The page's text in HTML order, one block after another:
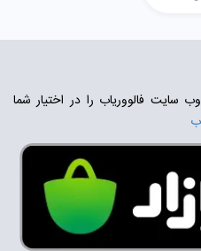
سایت فالووریاب را در اختیار شما